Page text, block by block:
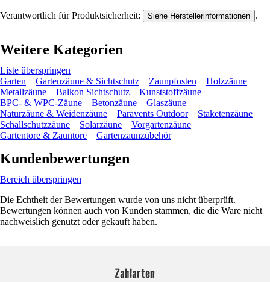
Verantwortlich für Produktsicherheit: Siehe Herstellerinformationen .
Weitere Kategorien
Liste überspringen
Garten
Gartenzäune & Sichtschutz Zaunpfosten
Holzzäune
Metallzäune
Balkon Sichtschutz
Kunststoffzäune
BPC- & WPC-Zäune
Betonzäune
Glaszäune
Naturzäune & Weidenzäune
Paravents Outdoor
Staketenzäune
Schallschutzzäune
Solarzäune
Vorgartenzäune
Gartentore & Zauntore
Gartenzaunzubehör
Kundenbewertungen
Bereich überspringen
Die Echtheit der Bewertungen wurde von uns nicht überprüft.
Bewertungen können auch von Kunden stammen, die die Ware nicht
nachweislich genutzt oder gekauft haben.
Zahlarten